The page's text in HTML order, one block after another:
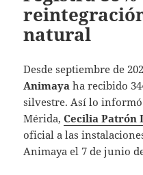
natural
Desde septiembre de
Animaya ha recibido
silvestre. Así lo
Mérida,Cecilia Patrón
oficial a las
Animaya el 7 de junio